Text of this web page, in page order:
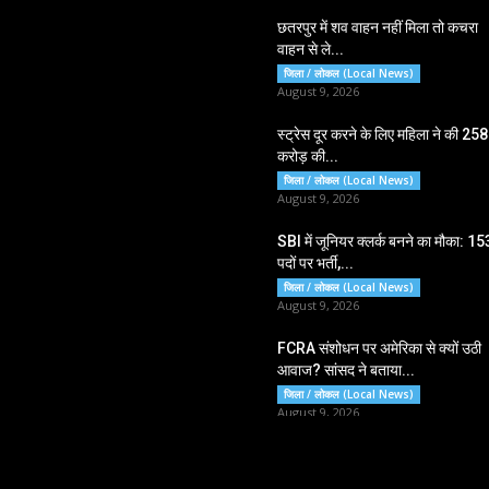
छतरपुर में शव वाहन नहीं मिला तो कचरा
वाहन से ले...
जिला / लोकल (Local News)
August 9, 2026
स्ट्रेस दूर करने के लिए महिला ने की 258
करोड़ की...
जिला / लोकल (Local News)
August 9, 2026
SBI में जूनियर क्लर्क बनने का मौका:
पदों पर भर्ती,...
जिला / लोकल (Local News)
August 9, 2026
FCRA संशोधन पर अमेरिका से क्यों उठी
आवाज? सांसद ने बताया...
जिला / लोकल (Local News)
August 9, 2026